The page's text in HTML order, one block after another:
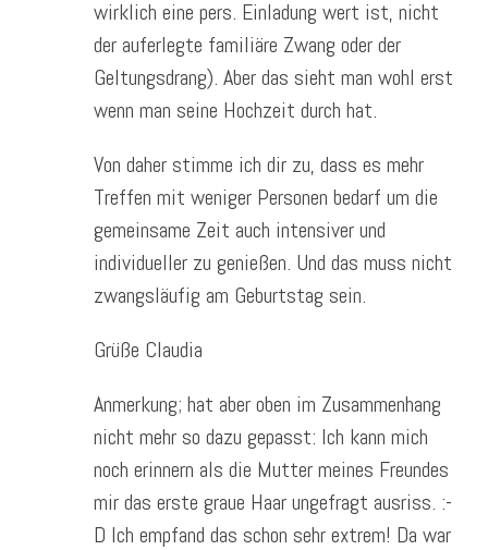
wirklich eine pers. Einladung wert ist, nicht
der auferlegte familiäre Zwang oder der
Geltungsdrang). Aber das sieht man wohl erst
wenn man seine Hochzeit durch hat.
Von daher stimme ich dir zu, dass es mehr
Treffen mit weniger Personen bedarf um die
gemeinsame Zeit auch intensiver und
individueller zu genießen. Und das muss nicht
zwangsläufig am Geburtstag sein.
Grüße Claudia
Anmerkung; hat aber oben im Zusammenhang
nicht mehr so dazu gepasst: Ich kann mich
noch erinnern als die Mutter meines Freundes
mir das erste graue Haar ungefragt ausriss. :-
D Ich empfand das schon sehr extrem! Da war